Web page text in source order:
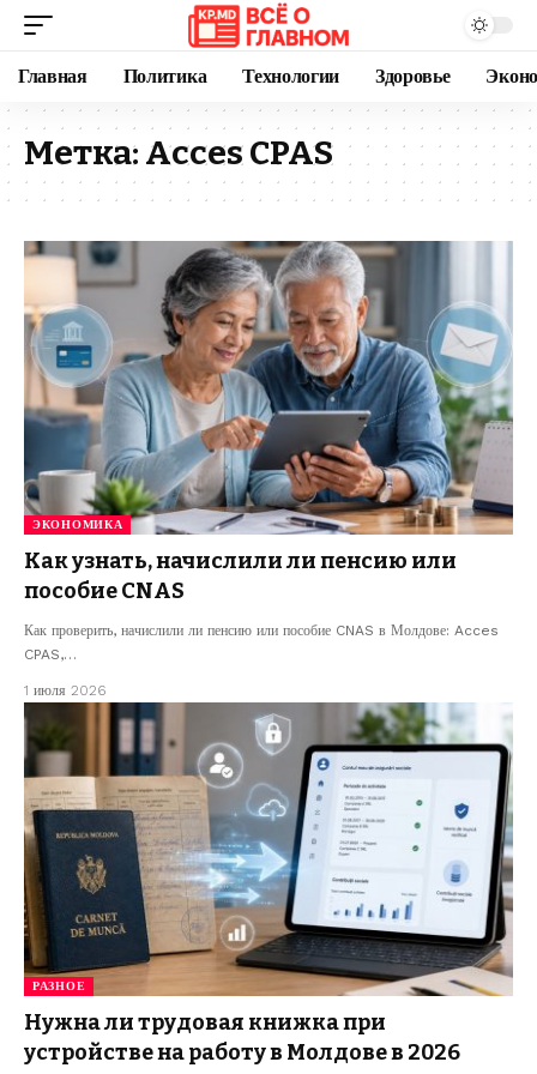
Главная Политика Технологии Здоровье
Метка: Acces CPAS
ЭКОНОМИКА
Как узнать, начислили ли пенсию или
пособие CNAS
Как проверить, начислили ли пенсию или пособие CNAS в Молдове: Acces
CPAS,…
1 июля 2026
РАЗНОЕ
Нужна ли трудовая книжка при
устройстве на работу в Молдове в 2026